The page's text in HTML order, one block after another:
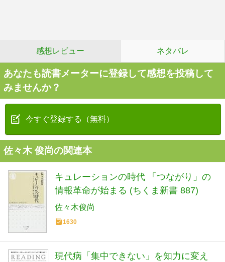
感想レビュー ネタバレ
あなたも読書メーターに登録して感想を投稿して
みませんか？
今すぐ登録する（無料）
佐々木 俊尚の関連本
キュレーションの時代 「つながり」の
情報革命が始まる (ちくま新書 887)
佐々木俊尚
1630
現代病「集中できない」を知力に変え